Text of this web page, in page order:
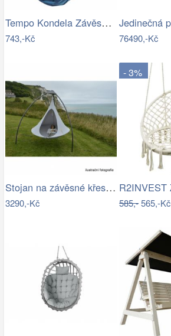
Tempo Kondela Závěsné houpací křeslo…
743,-Kč 76490,-Kč
Stojan na závěsné křeslo HAKI Tempo…
3290,-Kč
- 3%
585,-565,-Kč